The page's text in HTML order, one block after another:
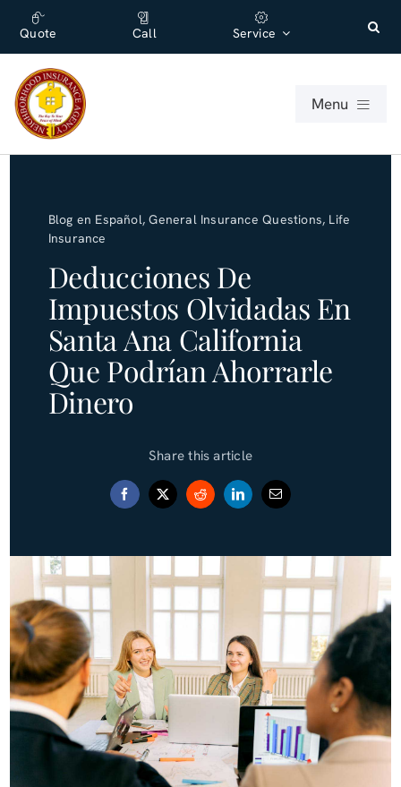
content
content
Quote Call Service
Menu
For Businesses
Office
Blog (English)
Blog en Español,General Insurance Questions, Life
Insurance
Deducciones De
Impuestos Olvidadas En
Santa Ana California
Que Podrían Ahorrarle
Dinero
Share this article